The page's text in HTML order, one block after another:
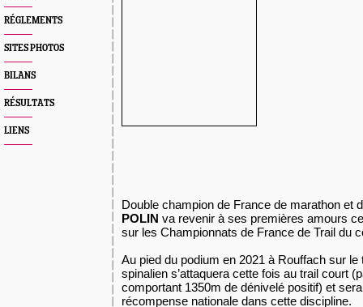
RÉGLEMENTS
SITES PHOTOS
BILANS
RÉSULTATS
LIENS
Double champion de France de marathon et
POLIN va revenir à ses premières amours
sur les Championnats de France de Trail du
Au pied du podium en 2021 à Rouffach sur le
spinalien s’attaquera cette fois au trail court
comportant 1350m de dénivelé positif) et
récompense nationale dans cette discipline.